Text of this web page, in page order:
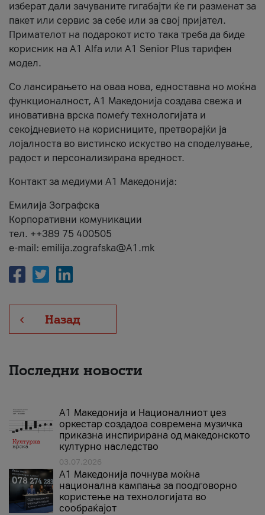
изберат дали зачуваните гигабајти ќе ги разменат за
пакет или сервис за себе или за свој пријател.
Примателот на подарокот исто така треба да биде
корисник на А1 Alfa или A1 Senior Plus тарифен
модел.
Со лансирањето на оваа нова, едноставна но моќна
функционалност, А1 Македонија создава свежа и
иновативна врска помеѓу технологијата и
секојдневието на корисниците, претворајќи ја
лојалноста во вистинско искуство на споделување,
радост и персонализирана вредност.
Контакт за медиуми А1 Македонија:
Емилија Зографска
Корпоративни комуникации
тел. ++389 75 400505
e-mail: emilija.zografska@A1.mk
Назад
Последни новости
А1 Македонија и Националниот џез
оркестар создадоа современа музичка
приказна инспирирана од македонското
културно наследство
03.07.2026
A1 Македонија почнува моќна
национална кампања за поодговорно
користење на технологијата во
сообраќајот